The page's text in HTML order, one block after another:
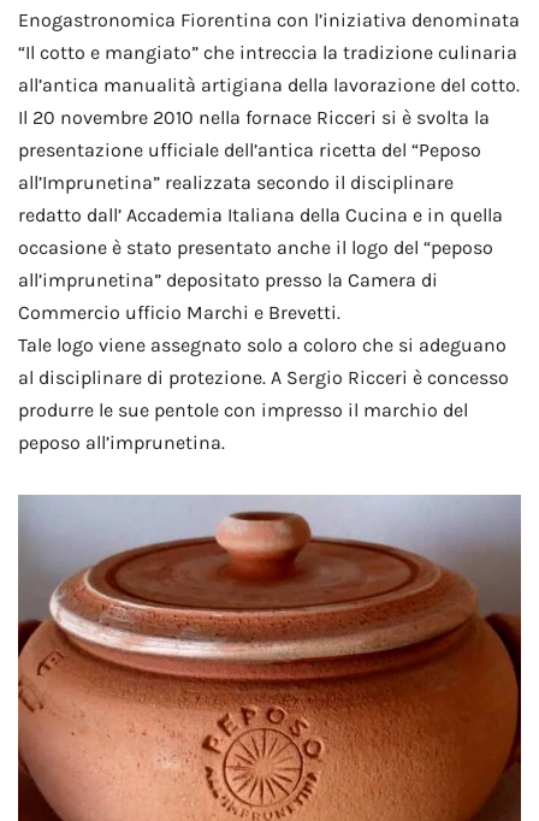
Enogastronomica Fiorentina con l’iniziativa denominata
“Il cotto e mangiato” che intreccia la tradizione culinaria
all’antica manualità artigiana della lavorazione del cotto.
Il 20 novembre 2010 nella fornace Ricceri si è svolta la
presentazione ufficiale dell’antica ricetta del “Peposo
all’Imprunetina” realizzata secondo il disciplinare
redatto dall’ Accademia Italiana della Cucina e in quella
occasione è stato presentato anche il logo del “peposo
all’imprunetina” depositato presso la Camera di
Commercio ufficio Marchi e Brevetti.
Tale logo viene assegnato solo a coloro che si adeguano
al disciplinare di protezione. A Sergio Ricceri è concesso
produrre le sue pentole con impresso il marchio del
peposo all’imprunetina.